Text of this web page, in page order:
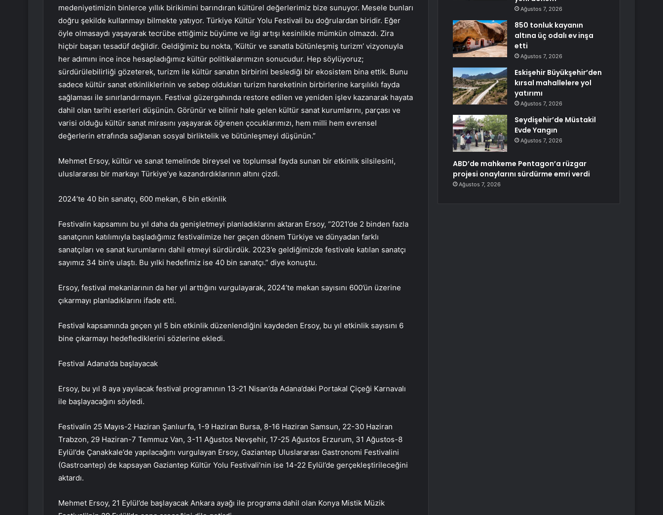
medeniyetimizin binlerce yıllık birikimini barındıran kültürel değerlerimiz bize sunuyor. Mesele bunları
doğru şekilde kullanmayı bilmekte yatıyor. Türkiye Kültür Yolu Festivali bu doğrulardan biridir. Eğer
öyle olmasaydı yaşayarak tecrübe ettiğimiz büyüme ve ilgi artışı kesinlikle mümkün olmazdı. Zira
hiçbir başarı tesadüf değildir. Geldiğimiz bu nokta, ‘Kültür ve sanatla bütünleşmiş turizm’ vizyonuyla
her adımını ince ince hesapladığımız kültür politikalarımızın sonucudur. Hep söylüyoruz;
sürdürülebilirliği gözeterek, turizm ile kültür sanatın birbirini beslediği bir ekosistem bina ettik. Bunu
sadece kültür sanat etkinliklerinin ve sebep oldukları turizm hareketinin birbirlerine karşılıklı fayda
sağlaması ile sınırlandırmayın. Festival güzergahında restore edilen ve yeniden işlev kazanarak hayata
dahil olan tarihi eserleri düşünün. Görünür ve bilinir hale gelen kültür sanat kurumlarını, parçası ve
varisi olduğu kültür sanat mirasını yaşayarak öğrenen çocuklarımızı, hem milli hem evrensel
değerlerin etrafında sağlanan sosyal birliktelik ve bütünleşmeyi düşünün.”
Mehmet Ersoy, kültür ve sanat temelinde bireysel ve toplumsal fayda sunan bir etkinlik silsilesini,
uluslararası bir markayı Türkiye’ye kazandırdıklarının altını çizdi.
2024’te 40 bin sanatçı, 600 mekan, 6 bin etkinlik
Festivalin kapsamını bu yıl daha da genişletmeyi planladıklarını aktaran Ersoy, “2021’de 2 binden fazla
sanatçının katılımıyla başladığımız festivalimize her geçen dönem Türkiye ve dünyadan farklı
sanatçıları ve sanat kurumlarını dahil etmeyi sürdürdük. 2023’e geldiğimizde festivale katılan sanatçı
sayımız 34 bin’e ulaştı. Bu yılki hedefimiz ise 40 bin sanatçı.” diye konuştu.
Ersoy, festival mekanlarının da her yıl arttığını vurgulayarak, 2024’te mekan sayısını 600’ün üzerine
çıkarmayı planladıklarını ifade etti.
Festival kapsamında geçen yıl 5 bin etkinlik düzenlendiğini kaydeden Ersoy, bu yıl etkinlik sayısını 6
bine çıkarmayı hedeflediklerini sözlerine ekledi.
Festival Adana’da başlayacak
Ersoy, bu yıl 8 aya yayılacak festival programının 13-21 Nisan’da Adana’daki Portakal Çiçeği Karnavalı
ile başlayacağını söyledi.
Festivalin 25 Mayıs-2 Haziran Şanlıurfa, 1-9 Haziran Bursa, 8-16 Haziran Samsun, 22-30 Haziran
Trabzon, 29 Haziran-7 Temmuz Van, 3-11 Ağustos Nevşehir, 17-25 Ağustos Erzurum, 31 Ağustos-8
Eylül’de Çanakkale’de yapılacağını vurgulayan Ersoy, Gaziantep Uluslararası Gastronomi Festivalini
(Gastroantep) de kapsayan Gaziantep Kültür Yolu Festivali’nin ise 14-22 Eylül’de gerçekleştirileceğini
aktardı.
Mehmet Ersoy, 21 Eylül’de başlayacak Ankara ayağı ile programa dahil olan Konya Mistik Müzik
Ağustos 7, 2026
850 tonluk kayanın
altına üç odalı ev inşa
etti
Ağustos 7, 2026
Eskişehir Büyükşehir’den
kırsal mahallelere yol
yatırımı
Ağustos 7, 2026
Seydişehir’de Müstakil
Evde Yangın
Ağustos 7, 2026
ABD’de mahkeme Pentagon’a rüzgar
projesi onaylarını sürdürme emri verdi
Ağustos 7, 2026